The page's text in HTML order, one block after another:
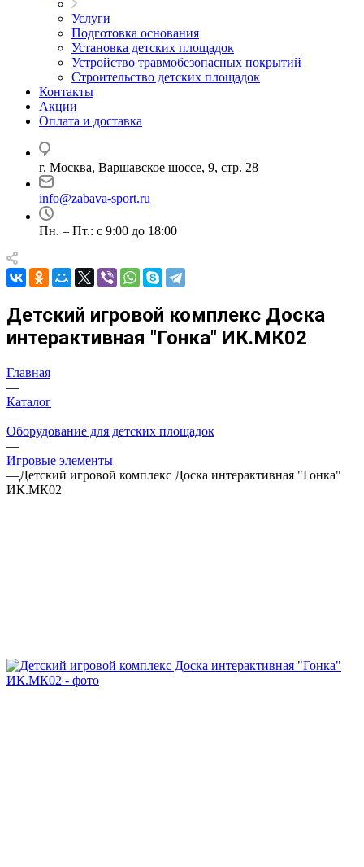
Услуги
Подготовка основания
Установка детских площадок
Устройство травмобезопасных покрытий
Строительство детских площадок
Контакты
Акции
Оплата и доставка
г. Москва, Варшавское шоссе, 9, стр. 28
info@zabava-sport.ru
Пн. – Пт.: с 9:00 до 18:00
Детский игровой комплекс Доска
интерактивная "Гонка" ИК.МК02
Главная
—
Каталог
—
Оборудование для детских площадок
—
Игровые элементы
—Детский игровой комплекс Доска интерактивная "Гонка"
ИК.МК02